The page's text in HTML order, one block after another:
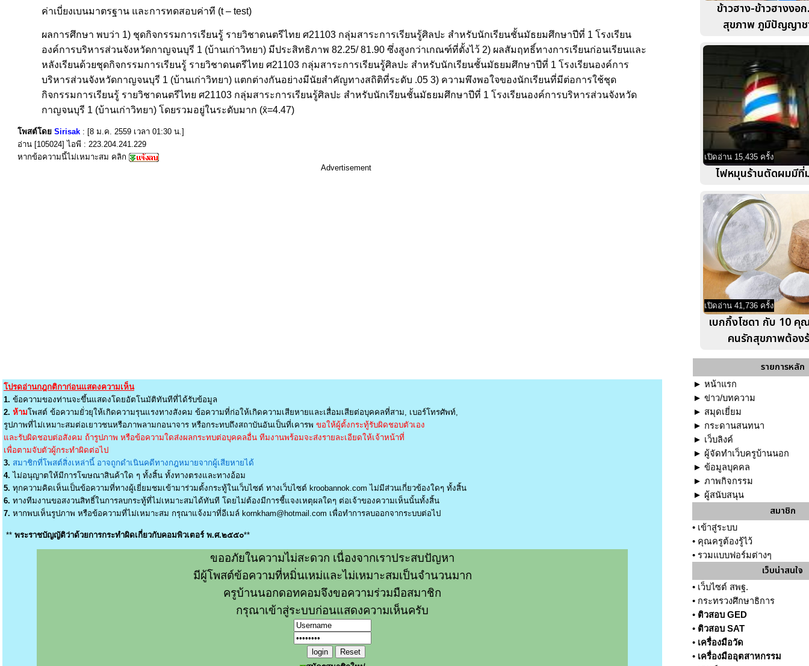
ค่าเบี่ยงเบนมาตรฐาน และการทดสอบค่าที (t – test)
ผลการศึกษา พบว่า 1) ชุดกิจกรรมการเรียนรู้ รายวิชาดนตรีไทย ศ21103 กลุ่มสาระการเรียนรู้ศิลปะ สำหรับนักเรียนชั้นมัธยมศึกษาปีที่ 1 โรงเรียน
องค์การบริหารส่วนจังหวัดกาญจนบุรี 1 (บ้านเก่าวิทยา) มีประสิทธิภาพ 82.25/ 81.90 ซึ่งสูงกว่าเกณฑ์ที่ตั้งไว้ 2) ผลสัมฤทธิ์ทางการเรียนก่อนเรียนและ
หลังเรียนด้วยชุดกิจกรรมการเรียนรู้ รายวิชาดนตรีไทย ศ21103 กลุ่มสาระการเรียนรู้ศิลปะ สำหรับนักเรียนชั้นมัธยมศึกษาปีที่ 1 โรงเรียนองค์การ
บริหารส่วนจังหวัดกาญจนบุรี 1 (บ้านเก่าวิทยา) แตกต่างกันอย่างมีนัยสำคัญทางสถิติที่ระดับ .05 3) ความพึงพอใจของนักเรียนที่มีต่อการใช้ชุด
กิจกรรมการเรียนรู้ รายวิชาดนตรีไทย ศ21103 กลุ่มสาระการเรียนรู้ศิลปะ สำหรับนักเรียนชั้นมัธยมศึกษาปีที่ 1 โรงเรียนองค์การบริหารส่วนจังหวัด
กาญจนบุรี 1 (บ้านเก่าวิทยา) โดยรวมอยู่ในระดับมาก (x̄=4.47)
โพสต์โดย Sirisak : [8 ม.ค. 2559 เวลา 01:30 น.]
อ่าน [105024] ไอพี : 223.204.241.229
หากข้อความนี้ไม่เหมาะสม คลิก
Advertisement
โปรดอ่านกฎกติกาก่อนแสดงความเห็น
1. ข้อความของท่านจะขึ้นแสดงโดยอัตโนมัติทันทีที่ได้รับข้อมูล
2. ห้ามโพสต์ ข้อความยั่วยุให้เกิดความรุนแรงทางสังคม ข้อความที่ก่อให้เกิดความเสียหายและเสื่อมเสียต่อบุคคลที่สาม, เบอร์โทรศัพท์,
รูปภาพที่ไม่เหมาะสมต่อเยาวชนหรือภาพลามกอนาจาร หรือกระทบถึงสถาบันอันเป็นที่เคารพ ขอให้ผู้ตั้งกระทู้รับผิดชอบตัวเอง
และรับผิดชอบต่อสังคม ถ้ารูปภาพ หรือข้อความใดส่งผลกระทบต่อบุคคลอื่น ทีมงานพร้อมจะส่งรายละเอียดให้เจ้าหน้าที่
เพื่อตามจับตัวผู้กระทำผิดต่อไป
3. สมาชิกที่โพสต์สิ่งเหล่านี้ อาจถูกดำเนินคดีทางกฎหมายจากผู้เสียหายได้
4. ไม่อนุญาตให้มีการโฆษณาสินค้าใด ๆ ทั้งสิ้น ทั้งทางตรงและทางอ้อม
5. ทุกความคิดเห็นเป็นข้อความที่ทางผู้เยี่ยมชมเข้ามาร่วมตั้งกระทู้ในเว็บไซต์ ทางเว็บไซต์ kroobannok.com ไม่มีส่วนเกี่ยวข้องใดๆ ทั้งสิ้น
6. ทางทีมงานขอสงวนสิทธิ์ในการลบกระทู้ที่ไม่เหมาะสมได้ทันที โดยไม่ต้องมีการชี้แจงเหตุผลใดๆ ต่อเจ้าของความเห็นนั้นทั้งสิ้น
7. หากพบเห็นรูปภาพ หรือข้อความที่ไม่เหมาะสม กรุณาแจ้งมาที่อีเมล์ kornkham@hotmail.com เพื่อทำการลบออกจากระบบต่อไป
** พระราชบัญญัติว่าด้วยการกระทำผิดเกี่ยวกับคอมพิวเตอร์ พ.ศ.๒๕๕๐**
ขออภัยในความไม่สะดวก เนื่องจากเราประสบปัญหา
มีผู้โพสต์ข้อความที่หมิ่นเหม่และไม่เหมาะสมเป็นจำนวนมาก
ครูบ้านนอกดอทคอมจึงขอความร่วมมือสมาชิก
กรุณาเข้าสู่ระบบก่อนแสดงความเห็นครับ
ข้าวฮาง-ข้าวฮางงอ
สุขภาพ ภูมิปัญญาช
เปิดอ่าน 15,435 ครั้ง
ไฟหมุนร้านตัดผมมีที่
เปิดอ่าน 41,736 ครั้ง
เบกกิ้งโซดา กับ 10 คุ
คนรักสุขภาพต้อง
รายการหลัก
► หน้าแรก
► ข่าว/บทความ
► สมุดเยี่ยม
► กระดานสนทนา
► เว็บลิงค์
► ผู้จัดทำเว็บครูบ้านนอก
► ข้อมูลบุคคล
► ภาพกิจกรรม
► ผู้สนับสนุน
สมาชิก
• เข้าสู่ระบบ
• คุณครูต้องรู้ไว้
• รวมแบบฟอร์มต่างๆ
เว็บน่าสนใจ
• เว็บไซต์ สพฐ.
• กระทรวงศึกษาธิการ
• ติวสอบ GED
• ติวสอบ SAT
• เครื่องมือวัด
• เครื่องมืออุตสาหกรรม